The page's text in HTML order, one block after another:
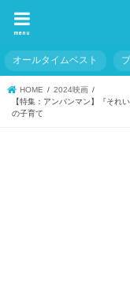
menu
オールタイムベスト
HOME
2024映画
【特集：アンパンマン】『それ
の子育て